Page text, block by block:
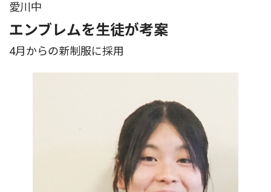
愛川中
エンブレムを生徒が考案
4月からの新制服に採用